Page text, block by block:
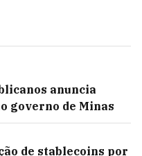
anuncia
governo de Minas
de stablecoins por